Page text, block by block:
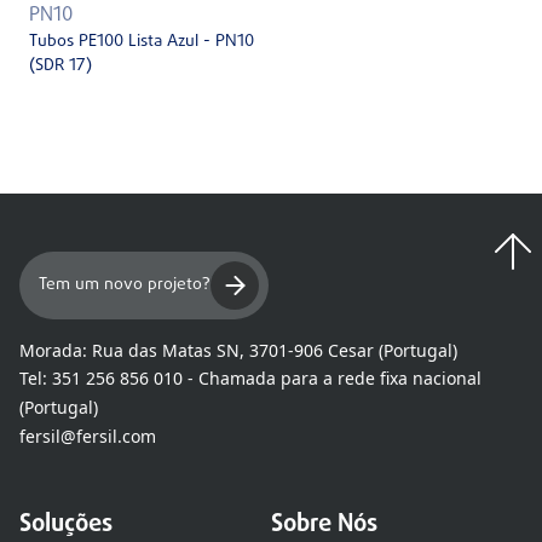
PN10
Tubos PE100 Lista Azul - PN10
(SDR 17)
Tem um novo projeto?
Morada: Rua das Matas SN, 3701-906 Cesar (Portugal)
Tel: 351 256 856 010 - Chamada para a rede fixa nacional
(Portugal)
fersil@fersil.com
Soluções Sobre Nós